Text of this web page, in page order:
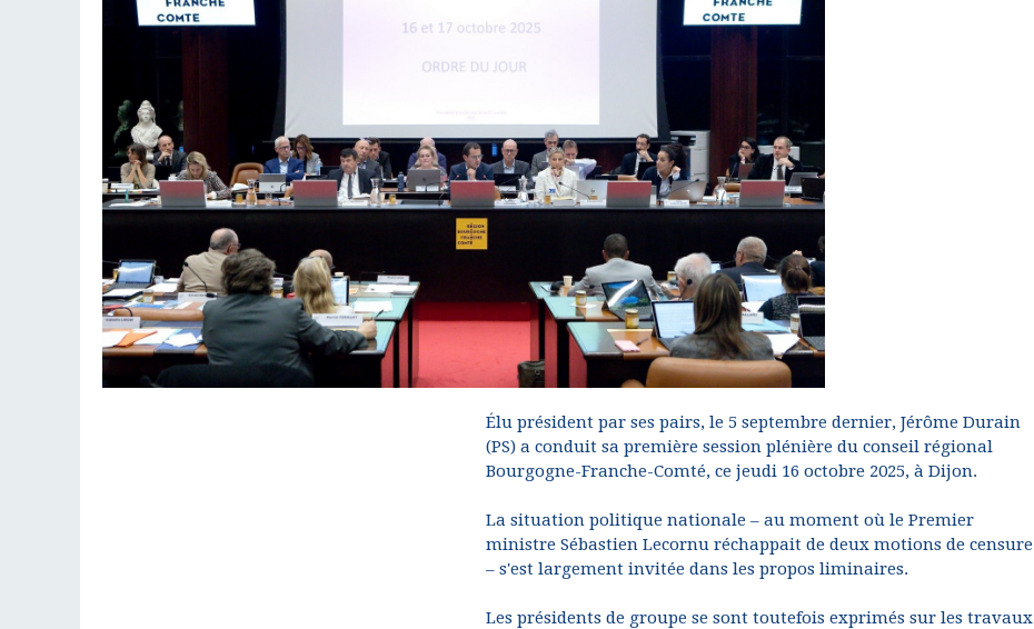
Élu président par ses pairs, le 5 septembre dernier, Jérôme Durain
(PS) a conduit sa première session plénière du conseil régional
Bourgogne-Franche-Comté, ce jeudi 16 octobre 2025, à Dijon.
La situation politique nationale – au moment où le Premier
ministre Sébastien Lecornu réchappait de deux motions de censure
– s'est largement invitée dans les propos liminaires.
Les présidents de groupe se sont toutefois exprimés sur les travaux